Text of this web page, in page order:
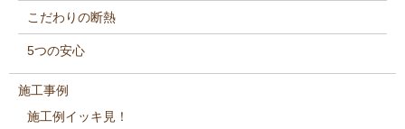
こだわりの断熱
5つの安心
施工事例
施工例イッキ見！